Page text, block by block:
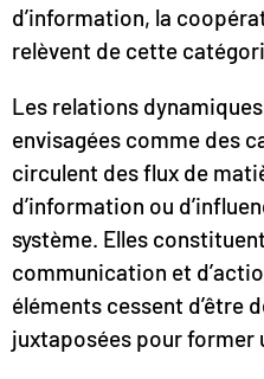
d’information, la
relèvent de cette
Les relations
envisagées comme des
circulent des flux de
d’information ou
système. Elles
communication et
éléments cessent d’être
juxtaposées pour former